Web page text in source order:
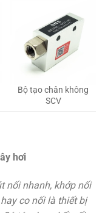
Bộ tạo chân không
SCV
hơi
nối nhanh, khớp nối
co nối là thiết bị